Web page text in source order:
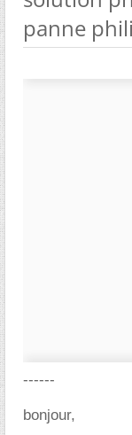
panne
------
bonjour,